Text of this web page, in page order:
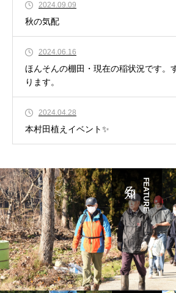
2024.09.09
秋の気配
2024.06.16
ほんそんの棚田・現在の稲状況です。
ります。
2024.04.28
本村田植えイベント✨
FEATURE
知る